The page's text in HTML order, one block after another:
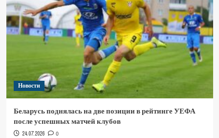
Новости
Беларусь поднялась на две позиции в рейтинге УЕФА
после успешных матчей клубов
24.07.2026 0